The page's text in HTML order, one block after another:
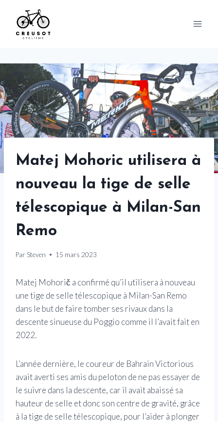
content
Matej Mohoric utilisera à
nouveau la tige de selle
télescopique à Milan-San
Remo
Par Steven 15 mars 2023
Matej Mohorič a confirmé qu’il utilisera à nouveau
une tige de selle télescopique à Milan-San Remo
dans le but de faire tomber ses rivaux dans la
descente sinueuse du Poggio comme il l’avait fait en
2022.
L’année dernière, le coureur de Bahrain Victorious
avait averti ses amis du peloton de ne pas essayer de
le suivre dans la descente, car il avait abaissé sa
hauteur de selle et donc son centre de gravité, grâce
à la tige de selle télescopique, pour l’aider à plonger